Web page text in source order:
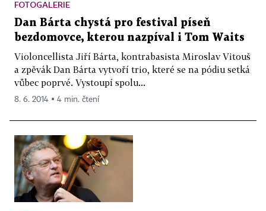
FOTOGALERIE
Dan Bárta chystá pro festival píseň
bezdomovce, kterou nazpíval i Tom Waits
Violoncellista Jiří Bárta, kontrabasista Miroslav Vitouš
a zpěvák Dan Bárta vytvoří trio, které se na pódiu setká
vůbec poprvé. Vystoupí spolu...
8. 6. 2014 ▪ 4 min. čtení